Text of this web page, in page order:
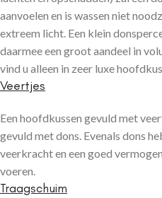
aanvoelen en is wassen niet
extreem licht. Een klein
daarmee een groot aandeel in
vind u alleen in zeer luxe
Veertjes
Een hoofdkussen gevuld met
gevuld met dons. Evenals dons
veerkracht en een goed
voeren.
Traagschuim